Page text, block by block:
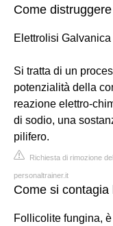
Come
Elettrolisi Galvanica
Si tratta di un
potenzialità della
reazione elettro-
di sodio, una
pilifero.
Richiesta di rimozione
personaltrainer.it
Come si contagia
Follicolite fungina,